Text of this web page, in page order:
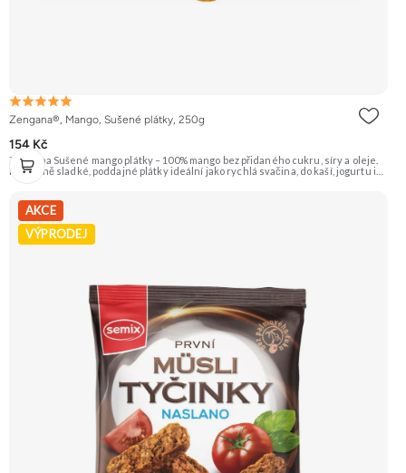
Zengana®, Mango, Sušené plátky, 250g
154 Kč
Zengana Sušené mango plátky – 100% mango bez přidaného cukru, síry a oleje.
Přirozeně sladké, poddajné plátky ideální jako rychlá svačina, do kaší, jogurtu i
AKCE
VÝPRODEJ